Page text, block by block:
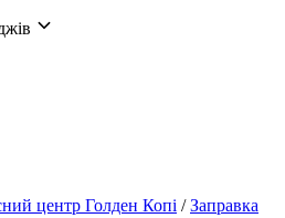
центр Голден Копі /Заправка